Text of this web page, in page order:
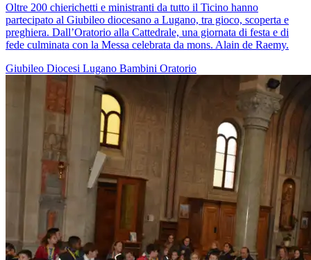
Oltre 200 chierichetti e ministranti da tutto il Ticino hanno
partecipato al Giubileo diocesano a Lugano, tra gioco, scoperta e
preghiera. Dall’Oratorio alla Cattedrale, una giornata di festa e di
fede culminata con la Messa celebrata da mons. Alain de Raemy.
Giubileo Diocesi Lugano Bambini Oratorio